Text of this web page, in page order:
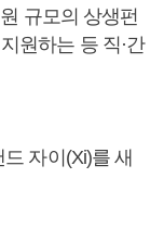
규모의 상생펀
원하는 등 직·간
자이(Xi)를 새